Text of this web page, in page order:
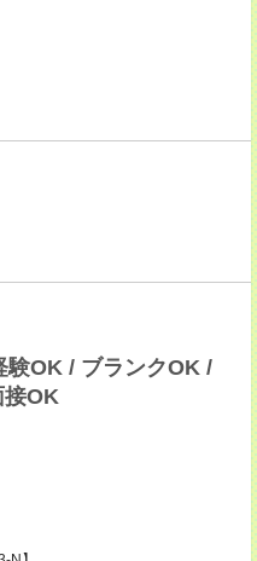
験OK / ブランクOK /
接OK